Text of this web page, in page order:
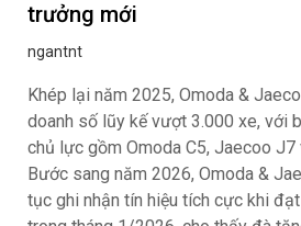
trưởng mới
ngantnt
Khép lại năm 2025, Omoda &
doanh số lũy kế vượt 3.000 xe, với
chủ lực gồm Omoda C5, Jaecoo J7
Bước sang năm 2026, Omoda &
tục ghi nhận tín hiệu tích cực khi